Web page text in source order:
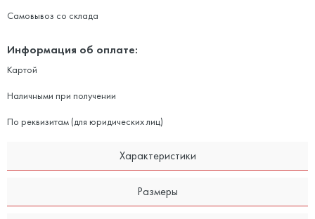
Самовывоз со склада
Информация об оплате:
Картой
Наличными при получении
По реквизитам (для юридических лиц)
Характеристики
Размеры